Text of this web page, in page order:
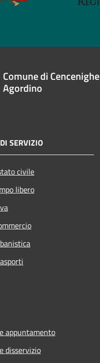
Comune di Cencenighe
Agordino
SERVIZIO
civile
libero
appuntamento
disservizio